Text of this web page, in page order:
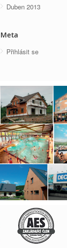
Duben 2013
Meta
Přihlásit se